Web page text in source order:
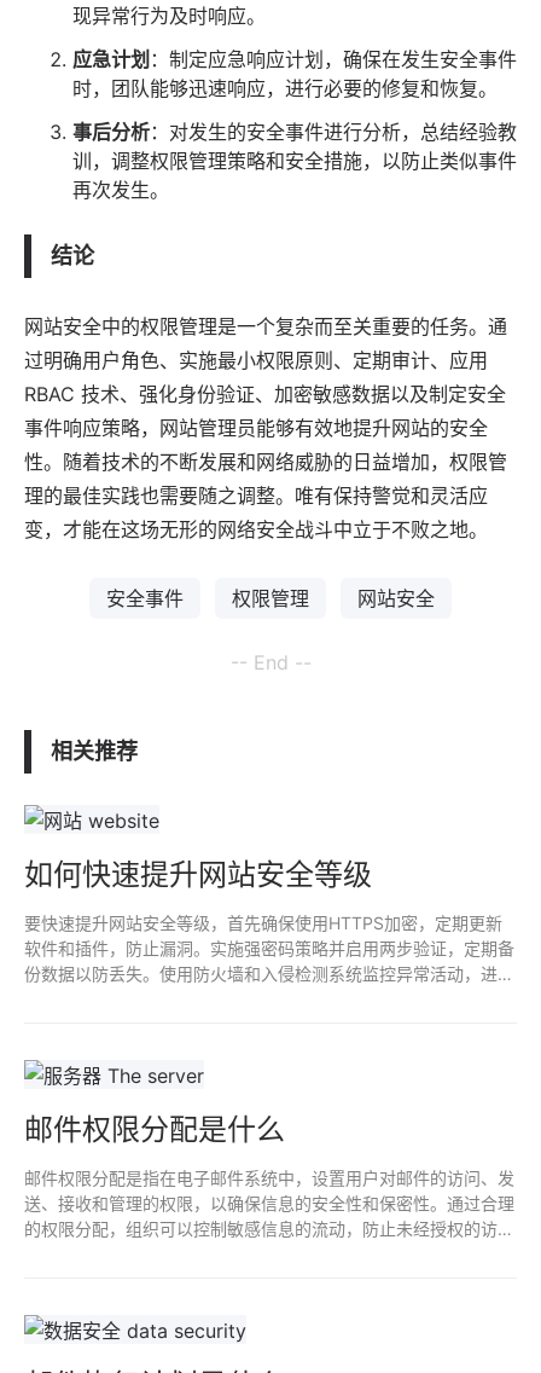
现异常行为及时响应。
应急计划 ：制定应急响应计划，确保在发生安全事件
时，团队能够迅速响应，进行必要的修复和恢复。
事后分析：对发生的安全事件进行分析，总结经验教
训，调整权限管理策略和安全措施，以防止类似事件
再次发生。
结论
网站安全中的权限管理是一个复杂而至关重要的任务。通
过明确用户角色、实施最小权限原则、定期审计、 应用
RBAC 技术、强化身份验证、加密敏感数据以及制定安全
事件响应策略，网站管理员能够有效地提升网站的安全
性。随着技术的不断发展和网络威胁的日益增加，权限管
理的最佳实践也需要随之调整。唯有保持警觉和灵活应
变，才能在这场无形的网络安全战斗中立于不败之地。
安全事件 权限管理 网站安全
-- End --
相关推荐
如何快速提升网站安全等级
要快速提升网站安全等级，首先确保使用HTTPS加密，定期更新
软件和插件，防止漏洞。实施强密码策略并启用两步验证，定期备
份数据以防丢失。使用防火墙和入侵检测系统监控异常活动，进行
邮件权限分配是什么
邮件权限分配是指在电子邮件系统中，设置用户对邮件的访问、发
送、接收和管理的权限，以确保信息的安全性和保密性。通过合理
的权限分配，组织可以控制敏感信息的流动，防止未经授权的访问